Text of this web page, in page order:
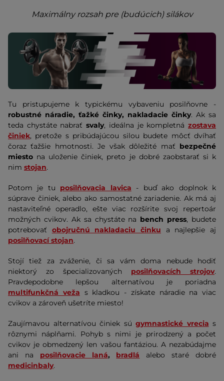
Maximálny rozsah pre (budúcich) silákov
Tu pristupujeme k typickému vybaveniu posilňovne -
robustné náradie, ťažké činky, nakladacie činky. Ak sa
teda chystáte nabraťsvaly, ideálna je kompletná zostava
činiek, pretože s pribúdajúcou silou budete môcť dvíhať
čoraz ťažšie hmotnosti. Je však dôležité mať bezpečné
miesto na uloženie činiek, preto je dobré zaobstarať si k
nim stojan.
Potom je tu posilňovacia lavica - buď ako doplnok k
súprave činiek, alebo ako samostatné zariadenie. Ak má aj
nastaviteľné operadlo, ešte viac rozšírite svoj repertoár
možných cvikov. Ak sa chystáte na bench press, budete
potrebovať obojručnú nakladaciu činku a najlepšie aj
posilňovací stojan.
Stojí tiež za zváženie, či sa vám doma nebude hodiť
niektorý zo špecializovaných posilňovacích strojov.
Pravdepodobne lepšou alternatívou je poriadna
multifunkčná veža s kladkou - získate náradie na viac
cvikov a zároveň ušetríte miesto!
Zaujímavou alternatívou činiek sú gymnastické vrecia s
rôznymi náplňami. Pohyb s nimi je prirodzený a počet
cvikov je obmedzený len vašou fantáziou. A nezabúdajme
ani na posilňovacie laná, bradlá alebo staré dobré
medicinbaly.